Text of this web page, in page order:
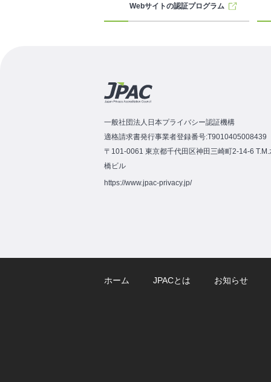
Webサイトの認証プログラム
一般社団法人日本プライバシー認証機構
適格請求書発行事業者登録番号:T9010405008439
〒101-0061 東京都千代田区神田三崎町2-14-6 T.M.
橋ビル
https://www.jpac-privacy.jp/
ホーム JPACとは お知らせ